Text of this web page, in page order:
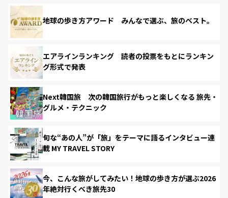
地球の歩き方アワード みんなで選ぶ、旅のベスト。
エアラインランキング 読者の投票をもとにランキン
グ形式で発表
Next韓国旅 次の韓国旅行がもっと楽しくなる 旅先・
グルメ・テクニック
旬な“あの人”が「旅」をテーマに語るインタビュー連
載 MY TRAVEL STORY
今、こんな旅がしてみたい！地球の歩き方が選ぶ2026
年絶対行くべき旅先30